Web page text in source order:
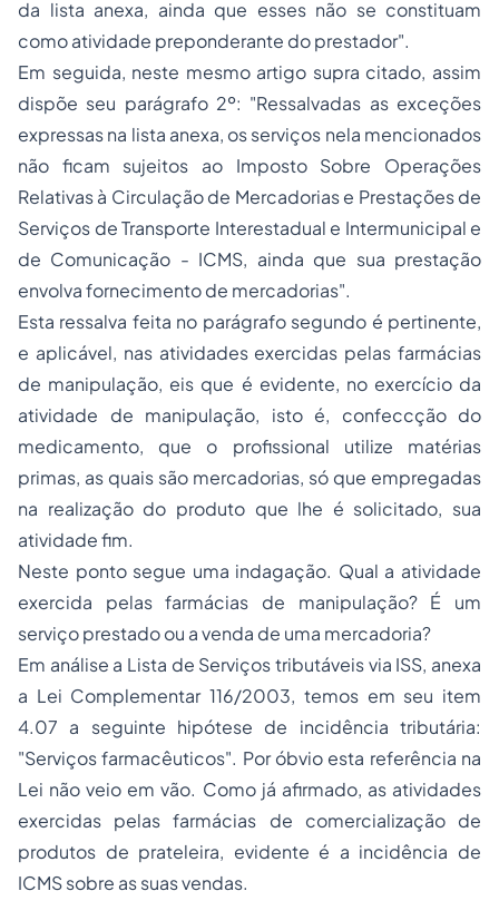
da lista anexa, ainda que esses não se constituam
como atividade preponderante do prestador".
Em seguida, neste mesmo artigo supra citado, assim
dispõe seu parágrafo 2º: "Ressalvadas as exceções
expressas na lista anexa, os serviços nela mencionados
não ficam sujeitos ao Imposto Sobre Operações
Relativas à Circulação de Mercadorias e Prestações de
Serviços de Transporte Interestadual e Intermunicipal e
de Comunicação - ICMS, ainda que sua prestação
envolva fornecimento de mercadorias".
Esta ressalva feita no parágrafo segundo é pertinente,
e aplicável, nas atividades exercidas pelas farmácias
de manipulação, eis que é evidente, no exercício da
atividade de manipulação, isto é, confeccção do
medicamento, que o profissional utilize matérias
primas, as quais são mercadorias, só que empregadas
na realização do produto que lhe é solicitado, sua
atividade fim.
Neste ponto segue uma indagação. Qual a atividade
exercida pelas farmácias de manipulação? É um
serviço prestado ou a venda de uma mercadoria?
Em análise a Lista de Serviços tributáveis via ISS, anexa
a Lei Complementar 116/2003, temos em seu item
4.07 a seguinte hipótese de incidência tributária:
"Serviços farmacêuticos". Por óbvio esta referência na
Lei não veio em vão. Como já afirmado, as atividades
exercidas pelas farmácias de comercialização de
produtos de prateleira, evidente é a incidência de
ICMS sobre as suas vendas.